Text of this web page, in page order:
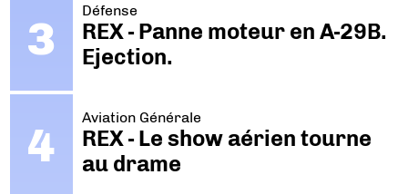
Défense
REX - Panne moteur en A-29B.
Ejection.
Aviation Générale
REX - Le show aérien tourne
au drame